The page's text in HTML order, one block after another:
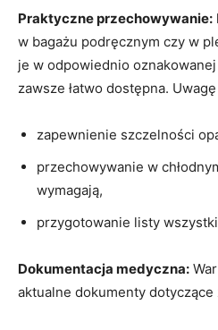
Praktyczne przechowywanie:
w bagażu podręcznym ⁤czy w
je ⁢w⁢ odpowiednio
zawsze łatwo dostępna.
zapewnienie ⁤szczelności
przechowywanie w
wymagają,
przygotowanie listy
Dokumentacja medyczna:
aktualne dokumenty